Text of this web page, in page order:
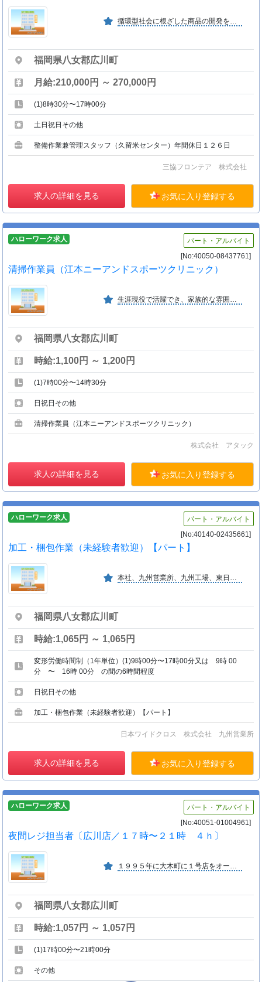
循環型社会に根ざした商品の開発を通じ、社会環境の改善を提案している会社です。福利厚生としてベネフィットステーション、星野リゾートと契約しています。
福岡県八女郡広川町
月給:210,000円 ～ 270,000円
(1)8時30分〜17時00分
土日祝日その他
整備作業兼管理スタッフ（久留米センター）年間休日１２６日
三協フロンテア 株式会社
求人の詳細を見る お気に入り登録する
ハローワーク求人
パート・アルバイト
[No:40050-08437761]
清掃作業員（江本ニーアンドスポーツクリニック）
福岡県八女郡広川町
時給:1,100円 ～ 1,200円
(1)7時00分〜14時30分
日祝日その他
清掃作業員（江本ニーアンドスポーツクリニック）
株式会社 アタック
求人の詳細を見る お気に入り登録する
ハローワーク求人
パート・アルバイト
[No:40140-02435661]
加工・梱包作業（未経験者歓迎）【パート】
福岡県八女郡広川町
時給:1,065円 ～ 1,065円
変形労働時間制（1年単位）(1)9時00分〜17時00分又は 9時 00
分 〜 16時 00分 の間の6時間程度
日祝日その他
加工・梱包作業（未経験者歓迎）【パート】
日本ワイドクロス 株式会社 九州営業所
求人の詳細を見る お気に入り登録する
ハローワーク求人
パート・アルバイト
[No:40051-01004961]
夜間レジ担当者〔広川店／１７時〜２１時 ４ｈ〕
１９９５年に大木町に１号店をオープンし、その後店舗数を増やし２０１９年に１６号店を出店、地域の皆様に短時間で買い物ができ、日常生活品を中心にお買得な価格にて販売しているお店です
福岡県八女郡広川町
時給:1,057円 ～ 1,057円
(1)17時00分〜21時00分
その他